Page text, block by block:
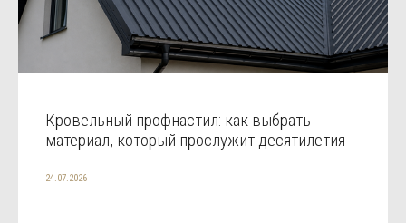
Кровельный профнастил: как выбрать
материал, который прослужит десятилетия
24.07.2026